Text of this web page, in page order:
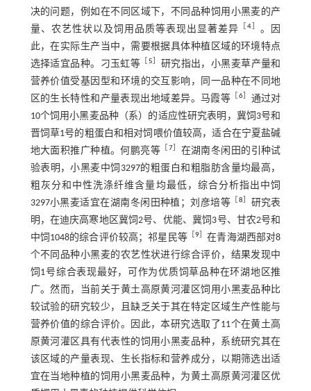
决的问题，例如在不同区域下，不同品种饲用小黑麦的产
量、农艺性状以及饲用品质等表现出显著差异
［4
。因
此，在实际生产当中，需要根据具体种植区域的环境特点
选择适宜品种。刁玉虹等
5
研究指出，小黑麦草产量和
营养价值受基因型和环境的交互影响，同一品种在不同地
区的生长特性和产量表现出地域差异。马霞等
6］ 通过对
10个饲用小黑麦品种（系）的适应性研究表明，冀饲3号和
晋饲草1号的粗蛋白和相对饲喂价值较高，适合在宁夏盐碱
地大面积推广种植。何鹏亮等
7］ 在湖南冬闲田的引种试
验表明，小黑麦中饲3297的粗蛋白和粗脂肪含量均最高，
粗灰分和中性洗涤纤维含量均最低，综合分析指出中饲
3297小黑麦适宜在湖南冬闲田种植；刘彦培等
8
研究表
明，在迪庆高寒地区冀饲2号、优能、冀饲3号、甘农2号和
中饲1048的综合评价较高；祁星民等［9 ］在青海湖西部对8
个不同品种小黑麦的农艺性状进行综合评价，结果发现中
饲1号综合表现最好，可作为优质饲草品种在环湖地区推
广。然而，当前关于黄土高原黄河灌区饲用小黑麦品种比
较试验的研究较少，且缺乏关于其在特定区域生产性能与
营养价值的综合评价。因此，本研究选取了11个在黄土高
原黄河灌区具有代表性的饲用小黑麦品种，系统研究其在
该区域的产量表现、生长指标和营养成分，以期筛选出适
宜在当地种植的饲用小黑麦品种，为黄土高原黄河灌区优